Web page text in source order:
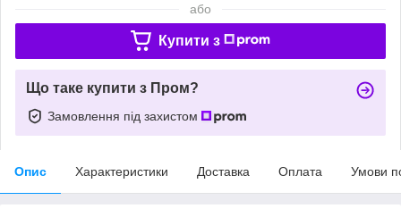
або
Купити з
Що таке купити з Пром?
Замовлення під захистом
Опис Характеристики Доставка Оплата Умови